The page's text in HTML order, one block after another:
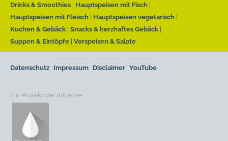
Drinks & Smoothies
Hauptspeisen mit Fisch
Hauptspeisen mit Fleisch
Hauptspeisen vegetarisch
Kuchen & Gebäck Snacks & herzhaftes Gebäck
Suppen & Eintöpfe Vorspeisen & Salate
Datenschutz Impressum Disclaimer YouTube
Ein Projekt der Initiative